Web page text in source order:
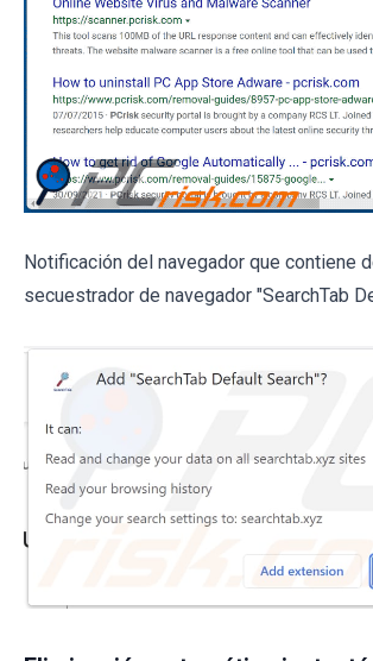
Notificación del navegador que contiene
secuestrador de navegador "SearchTab